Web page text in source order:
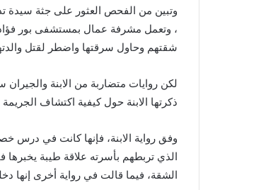
، وتعمل مشرفة عمال بمستشفى بور فؤاد
شقتهم وحاول سرقتها واضطر لقتل
لكن روايات متضاربة من الابنة
ذكرتها الابنة حول كيفية اكتشاف
وفق رواية الابنة، فإنها كانت في درس
الذي تربطهم بأسرته علاقة طيبة
الشقة، فيما قالت في رواية أخرى إنها